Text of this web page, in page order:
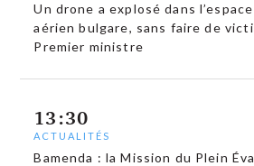
Un drone a explosé dans l’espace
aérien bulgare, sans faire de
Premier ministre
13:30
ACTUALITÉS
Bamenda : la Mission du Plein